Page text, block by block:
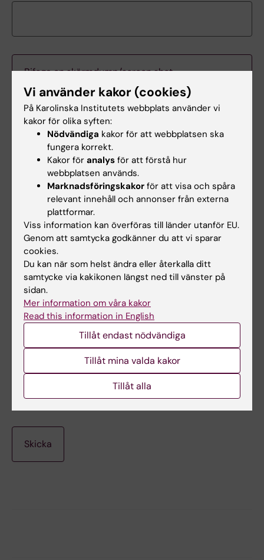
Bifoga en skärmdump/screen shot
Hur ser det ut på din skärm, oftast är det lättare att förstå
vad felet är med hjälp av en skärmdump.
Vilken plattform?
Vilket operativsystem har du?
Vilken webbläsare?
Vilken version av webbläsare?
Vi använder kakor (cookies)
På Karolinska Institutets webbplats använder vi
kakor för olika syften:
Nödvändiga kakor för att webbplatsen ska
fungera korrekt.
Kakor för analys för att förstå hur
webbplatsen används.
Marknadsföringskakor för att visa och spåra
relevant innehåll och annonser från externa
plattformar.
Viss information kan överföras till länder utanför EU.
Genom att samtycka godkänner du att vi sparar
cookies.
Du kan när som helst ändra eller återkalla ditt
samtycke via kakikonen längst ned till vänster på
sidan.
Mer information om våra kakor
Read this information in English
Tillåt endast nödvändiga
Tillåt mina valda kakor
Tillåt alla